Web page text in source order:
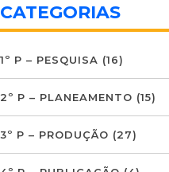
CATEGORIAS
1º P – PESQUISA (16)
2º P – PLANEAMENTO (15)
3º P – PRODUÇÃO (27)